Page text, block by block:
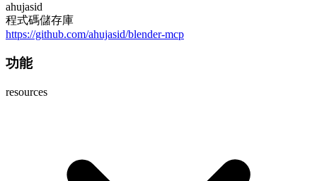
ahujasid
程式碼儲存庫
https://github.com/ahujasid/blender-mcp
功能
resources